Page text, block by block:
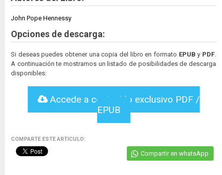
John Pope Hennessy
Opciones de descarga:
Si deseas puedes obtener una copia del libro en formato EPUB y PDF
A continuación te mostramos un listado de posibilidades de descarga
disponibles:
Accede a contenido exclusivo PDF /
EPUB
COMPARTE ESTE ARTICULO:
Compartir en whatsApp